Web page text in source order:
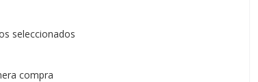
seleccionados
compra